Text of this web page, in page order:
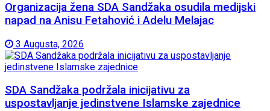
Organizacija žena SDA Sandžaka osudila medijski
napad na Anisu Fetahović i Adelu Melajac
3 Augusta, 2026
SDA Sandžaka podržala inicijativu za
uspostavljanje jedinstvene Islamske zajednice